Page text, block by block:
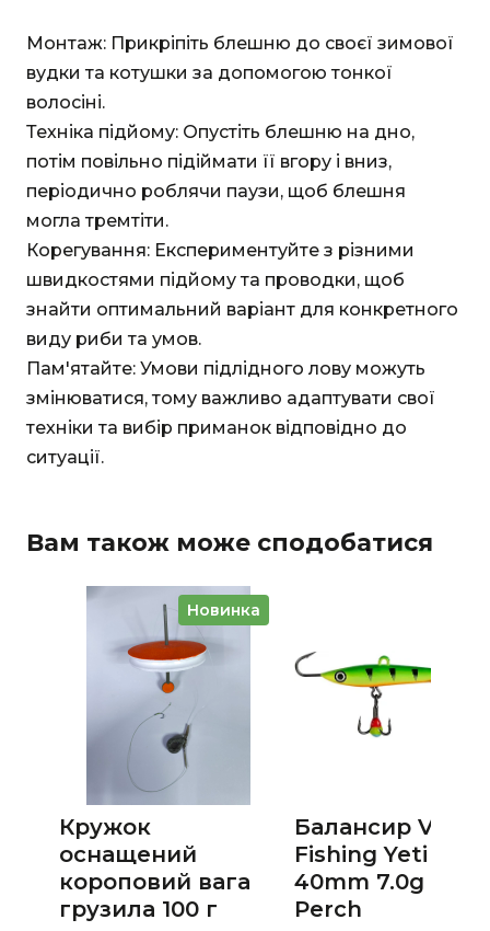
Монтаж: Прикріпіть блешню до своєї зимової
вудки та котушки за допомогою тонкої
волосіні.
Техніка підйому: Опустіть блешню на дно,
потім повільно підіймати її вгору і вниз,
періодично роблячи паузи, щоб блешня
могла тремтіти.
Корегування: Експериментуйте з різними
швидкостями підйому та проводки, щоб
знайти оптимальний варіант для конкретного
виду риби та умов.
Пам'ятайте: Умови підлідного лову можуть
змінюватися, тому важливо адаптувати свої
техніки та вибір приманок відповідно до
ситуації.
Вам також може сподобатися
Новинка
Кружок
оснащений
короповий вага
грузила 100 г
Балансир Viking
Fishing Yeti Ice
40mm 7.0g #4
Perch